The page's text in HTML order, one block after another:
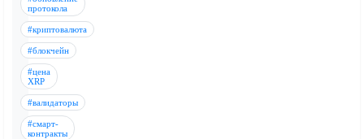
протокола
#криптовалюта
#блокчейн
#цена
XRP
#валидаторы
#смарт-
контракты